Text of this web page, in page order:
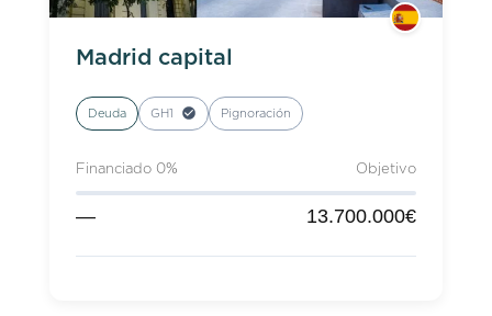
Madrid capital
Deuda GH1 Pignoración
Financiado 0% Objetivo
— 13.700.000€